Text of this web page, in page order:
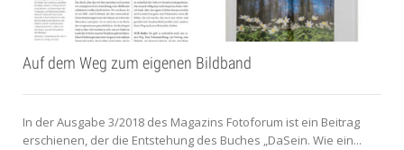
Auf dem Weg zum eigenen Bildband
In der Ausgabe 3/2018 des Magazins Fotoforum ist ein Beitrag
erschienen, der die Entstehung des Buches „DaSein. Wie ein...